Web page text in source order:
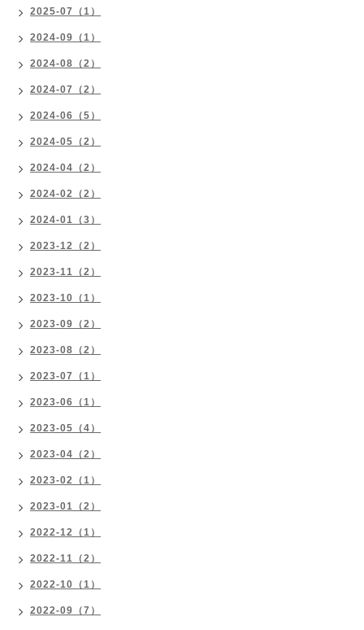
2025-07（1）
2024-09（1）
2024-08（2）
2024-07（2）
2024-06（5）
2024-05（2）
2024-04（2）
2024-02（2）
2024-01（3）
2023-12（2）
2023-11（2）
2023-10（1）
2023-09（2）
2023-08（2）
2023-07（1）
2023-06（1）
2023-05（4）
2023-04（2）
2023-02（1）
2023-01（2）
2022-12（1）
2022-11（2）
2022-10（1）
2022-09（7）